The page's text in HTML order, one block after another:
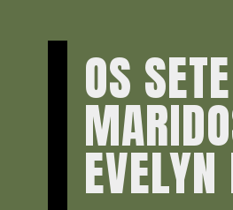
OS SETE